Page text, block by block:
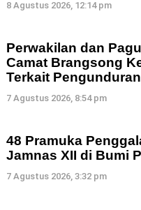
8 Agustus 2026, 12:14 pm
Perwakilan dan
Camat Brangsong
Terkait
7 Agustus 2026, 8:54 pm
48 Pramuka
Jamnas XII di Bumi
7 Agustus 2026, 3:32 pm